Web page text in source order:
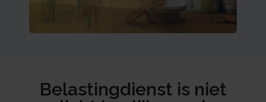
Belastingdienst is niet